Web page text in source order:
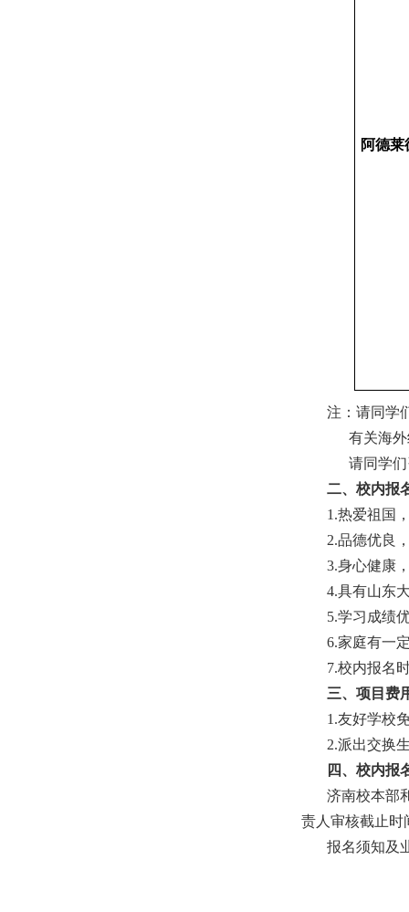
阿德莱
注：请同学
有关海外
请同学们
二、校内报
1.热爱祖国
2.品德优良
3.身心健康
4.具有山东
5.学习成绩
6.家庭有一
7.校内报名
三、项目费
1.友好学校
2.派出交换
四、校内报
济南校本部
责人审核截止时
报名须知及